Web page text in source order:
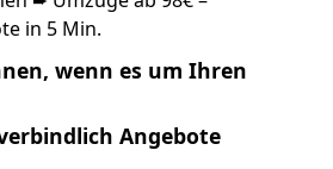
in 5 Min.
wenn es um Ihren
Angebote